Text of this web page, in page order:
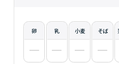
卵 乳 小麦 そば